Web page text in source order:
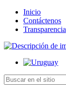
Inicio
Contáctenos
Transparencia